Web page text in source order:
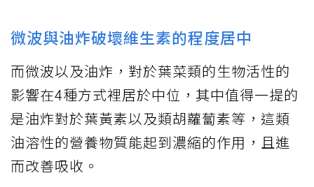
微波與油炸破壞維生素的程度居中
而微波以及油炸，對於葉菜類的生物活性的
影響在4種方式裡居於中位，其中值得一提的
是油炸對於葉黃素以及類胡蘿蔔素等，這類
油溶性的營養物質能起到濃縮的作用，且進
而改善吸收。